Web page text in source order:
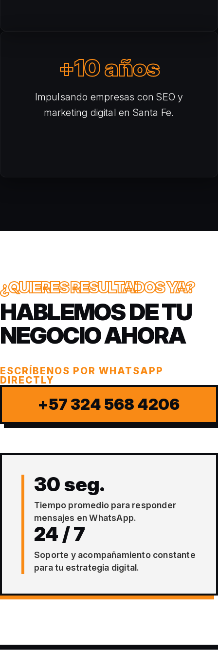
+10 años
Impulsando empresas con SEO y
marketing digital en Santa Fe.
¿QUIERES RESULTADOS YA?
HABLEMOS DE TU
NEGOCIO AHORA
ESCRÍBENOS POR WHATSAPP
DIRECTLY
+57 324 568 4206
30 seg.
Tiempo promedio para responder
mensajes en WhatsApp.
24 / 7
Soporte y acompañamiento constante
para tu estrategia digital.